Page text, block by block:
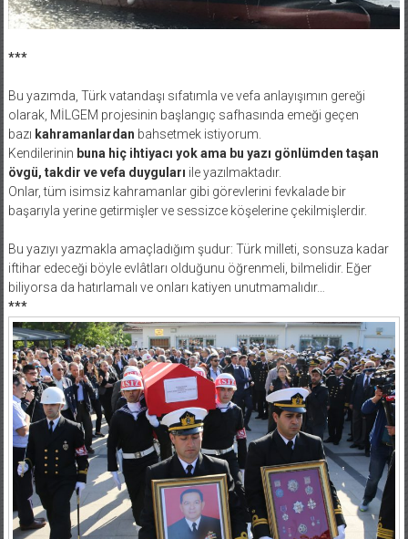
***
Bu yazımda, Türk vatandaşı sıfatımla ve vefa anlayışımın gereği
olarak, MİLGEM projesinin başlangıç safhasında emeği geçen
bazı kahramanlardan bahsetmek istiyorum.
Kendilerinin buna hiç ihtiyacı yok ama bu yazı gönlümden taşan
övgü, takdir ve vefa duyguları ile yazılmaktadır.
Onlar, tüm isimsiz kahramanlar gibi görevlerini fevkalade bir
başarıyla yerine getirmişler ve sessizce köşelerine çekilmişlerdir.
Bu yazıyı yazmakla amaçladığım şudur: Türk milleti, sonsuza kadar
iftihar edeceği böyle evlâtları olduğunu öğrenmeli, bilmelidir. Eğer
biliyorsa da hatırlamalı ve onları katiyen unutmamalıdır…
***